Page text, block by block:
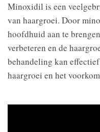
Minoxidil is een
van haargroei. Door
hoofdhuid aan te
verbeteren en de
behandeling kan
haargroei en het